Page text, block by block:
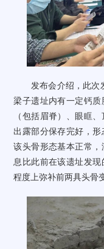
发布会介绍，此次
梁子遗址内有一定钙
（包括眉脊）、眼眶
出露部分保存完好，形
该头骨形态基本正常
息比此前在该遗址发
程度上弥补前两具头骨